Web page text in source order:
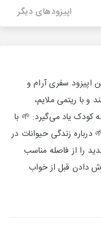
اپیزودهای دیگر
زیر ۷ سال 🌙 این اپیزود سفری آرام و
با ریتمی ملایم،
کودک یاد می‌گیرد: 🌱 با
زندگی حیوانات در
را از فاصله مناسب
کودکان زیر ۷ سال و گوش دادن قبل از خواب